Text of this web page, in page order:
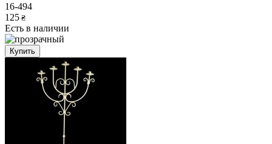
16-494
125 ₴
Есть в наличии
Купить